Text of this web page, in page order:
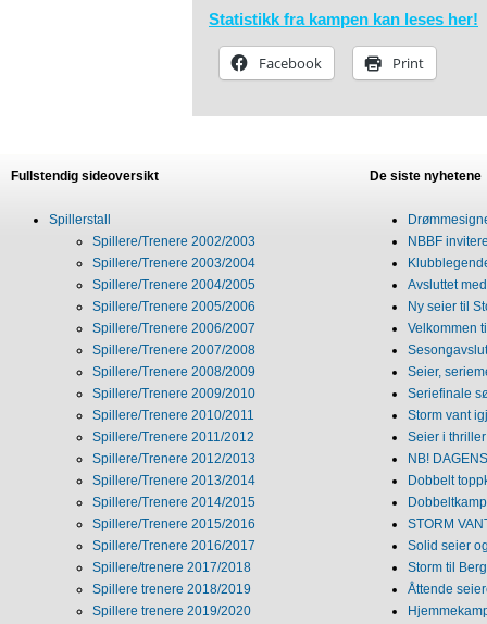
Statistikk fra kampen kan leses her!
Facebook Print
Fullstendig sideoversikt
Spillerstall
Spillere/Trenere 2002/2003
Spillere/Trenere 2003/2004
Spillere/Trenere 2004/2005
Spillere/Trenere 2005/2006
Spillere/Trenere 2006/2007
Spillere/Trenere 2007/2008
Spillere/Trenere 2008/2009
Spillere/Trenere 2009/2010
Spillere/Trenere 2010/2011
Spillere/Trenere 2011/2012
Spillere/Trenere 2012/2013
Spillere/Trenere 2013/2014
Spillere/Trenere 2014/2015
Spillere/Trenere 2015/2016
Spillere/Trenere 2016/2017
Spillere/trenere 2017/2018
Spillere trenere 2018/2019
Spillere trenere 2019/2020
De siste nyhetene
NBBF
Avsluttet
Ny seier til
Velkommen
Seier,
Seriefinale
Storm vant
Seier i
NB!
Dobbelt
STORM
Solid seier
Storm til
Åttende